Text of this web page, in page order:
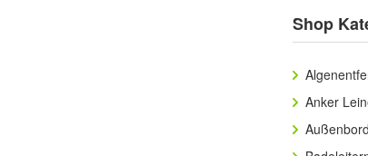
Shop
Anker